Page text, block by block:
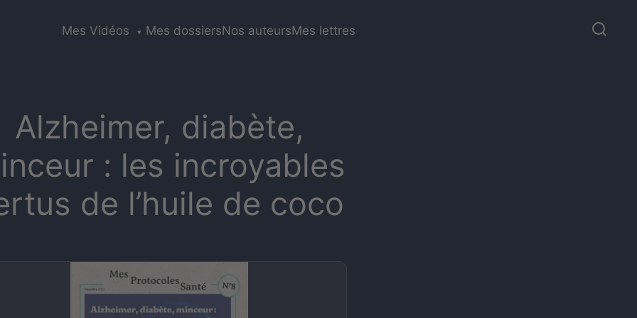
Mes Vidéos ▾ Mes dossiersNos auteursMes lettres
Alzheimer, diabète,
: les incroyables
de l’huile de coco